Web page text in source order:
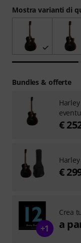
Mostra varianti di
Bundles & offerte
Harley
€
Harley
€
+1
Crea
a